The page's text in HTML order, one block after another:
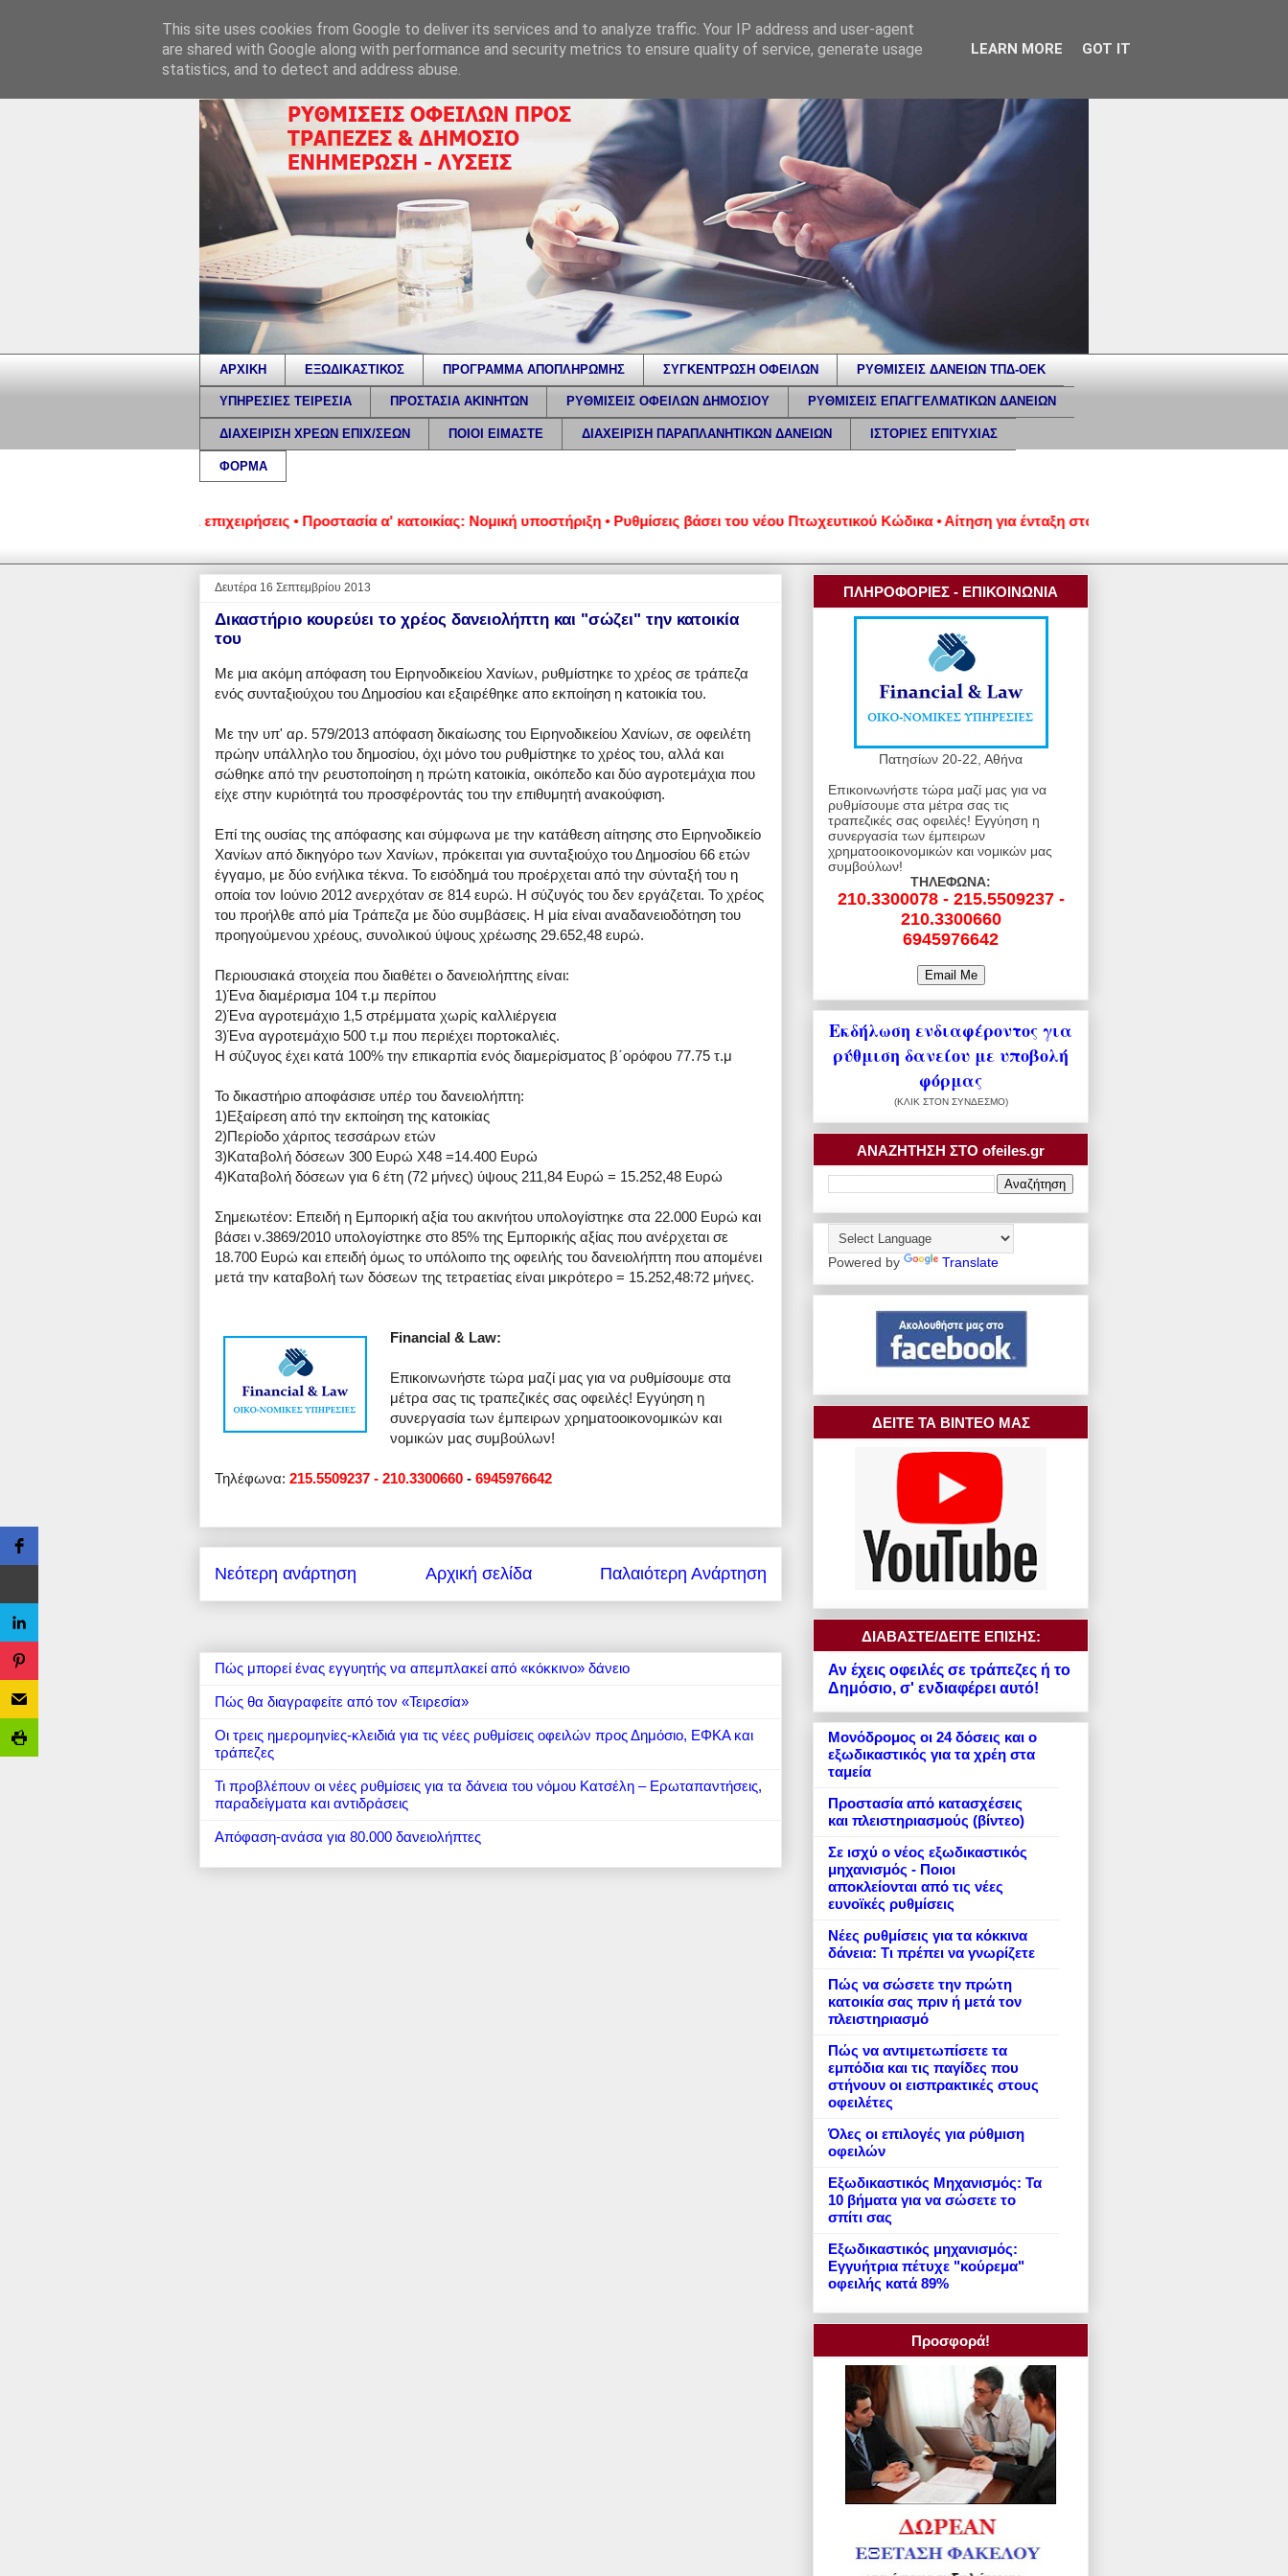
ΑΡΧΙΚΗ ΕΞΩΔΙΚΑΣΤΙΚΟΣ ΠΡΟΓΡΑΜΜΑ ΑΠΟΠΛΗΡΩΜΗΣ ΣΥΓΚΕΝΤΡΩΣΗ ΟΦΕΙΛΩΝ ΡΥΘΜΙΣΕΙΣ ΔΑΝΕΙΩΝ ΤΠΔ-ΟΕΚ
ΥΠΗΡΕΣΙΕΣ ΤΕΙΡΕΣΙΑ ΠΡΟΣΤΑΣΙΑ ΑΚΙΝΗΤΩΝ ΡΥΘΜΙΣΕΙΣ ΟΦΕΙΛΩΝ ΔΗΜΟΣΙΟΥ ΡΥΘΜΙΣΕΙΣ ΕΠΑΓΓΕΛΜΑΤΙΚΩΝ ΔΑΝΕΙΩΝ
ΔΙΑΧΕΙΡΙΣΗ ΧΡΕΩΝ ΕΠΙΧ/ΣΕΩΝ ΠΟΙΟΙ ΕΙΜΑΣΤΕ ΔΙΑΧΕΙΡΙΣΗ ΠΑΡΑΠΛΑΝΗΤΙΚΩΝ ΔΑΝΕΙΩΝ ΙΣΤΟΡΙΕΣ ΕΠΙΤΥΧΙΑΣ
ΦΟΡΜΑ
νοικοκυριά και επιχειρήσεις • Προστασία α' κατοικίας: Νομική υποστήριξη • Ρυθμίσεις βάσει του νέου Πτωχευτικού Κώδικα • Αίτηση για ένταξη στον νέο εξωδικαστικό
Δευτέρα 16 Σεπτεμβρίου 2013
Δικαστήριο κουρεύει το χρέος δανειολήπτη και "σώζει" την κατοικία
του
Με μια ακόμη απόφαση του Ειρηνοδικείου Χανίων, ρυθμίστηκε το χρέος σε τράπεζα
ενός συνταξιούχου του Δημοσίου και εξαιρέθηκε απο εκποίηση η κατοικία του.
Με την υπ' αρ. 579/2013 απόφαση δικαίωσης του Ειρηνοδικείου Χανίων, σε οφειλέτη
πρώην υπάλληλο του δημοσίου, όχι μόνο του ρυθμίστηκε το χρέος του, αλλά και
σώθηκε από την ρευστοποίηση η πρώτη κατοικία, οικόπεδο και δύο αγροτεμάχια που
είχε στην κυριότητά του προσφέροντάς του την επιθυμητή ανακούφιση.
Επί της ουσίας της απόφασης και σύμφωνα με την κατάθεση αίτησης στο Ειρηνοδικείο
Χανίων από δικηγόρο των Χανίων, πρόκειται για συνταξιούχο του Δημοσίου 66 ετών
έγγαμο, με δύο ενήλικα τέκνα. Το εισόδημά του προέρχεται από την σύνταξή του η
οποία τον Ιούνιο 2012 ανερχόταν σε 814 ευρώ. Η σύζυγός του δεν εργάζεται. Το χρέος
του προήλθε από μία Τράπεζα με δύο συμβάσεις. Η μία είναι αναδανειοδότηση του
προηγούμενου χρέους, συνολικού ύψους χρέωσης 29.652,48 ευρώ.
Περιουσιακά στοιχεία που διαθέτει ο δανειολήπτης είναι:
1)Ένα διαμέρισμα 104 τ.μ περίπου
2)Ένα αγροτεμάχιο 1,5 στρέμματα χωρίς καλλιέργεια
3)Ένα αγροτεμάχιο 500 τ.μ που περιέχει πορτοκαλιές.
Η σύζυγος έχει κατά 100% την επικαρπία ενός διαμερίσματος β΄ορόφου 77.75 τ.μ
Το δικαστήριο αποφάσισε υπέρ του δανειολήπτη:
1)Εξαίρεση από την εκποίηση της κατοικίας
2)Περίοδο χάριτος τεσσάρων ετών
3)Καταβολή δόσεων 300 Ευρώ Χ48 =14.400 Ευρώ
4)Καταβολή δόσεων για 6 έτη (72 μήνες) ύψους 211,84 Ευρώ = 15.252,48 Ευρώ
Σημειωτέον: Eπειδή η Εμπορική αξία του ακινήτου υπολογίστηκε στα 22.000 Ευρώ και
βάσει ν.3869/2010 υπολογίστηκε στο 85% της Εμπορικής αξίας που ανέρχεται σε
18.700 Ευρώ και επειδή όμως το υπόλοιπο της οφειλής του δανειολήπτη που απομένει
μετά την καταβολή των δόσεων της τετραετίας είναι μικρότερο = 15.252,48:72 μήνες.
Financial & Law:
Επικοινωνήστε τώρα μαζί μας για να ρυθμίσουμε στα
μέτρα σας τις τραπεζικές σας οφειλές! Εγγύηση η
συνεργασία των έμπειρων χρηματοοικονομικών και
νομικών μας συμβούλων!
Τηλέφωνα: 215.5509237 - 210.3300660 - 6945976642
Νεότερη ανάρτηση Παλαιότερη Ανάρτηση
Αρχική σελίδα
Πώς μπορεί ένας εγγυητής να απεμπλακεί από «κόκκινο» δάνειο
Πώς θα διαγραφείτε από τον «Τειρεσία»
Οι τρεις ημερομηνίες-κλειδιά για τις νέες ρυθμίσεις οφειλών προς Δημόσιο, ΕΦΚΑ και
τράπεζες
Τι προβλέπουν οι νέες ρυθμίσεις για τα δάνεια του νόμου Κατσέλη – Ερωταπαντήσεις,
παραδείγματα και αντιδράσεις
Απόφαση-ανάσα για 80.000 δανειολήπτες
ΠΛΗΡΟΦΟΡΙΕΣ - ΕΠΙΚΟΙΝΩΝΙΑ
Πατησίων 20-22, Αθήνα
Επικοινωνήστε τώρα μαζί μας για να
ρυθμίσουμε στα μέτρα σας τις
τραπεζικές σας οφειλές! Εγγύηση η
συνεργασία των έμπειρων
χρηματοοικονομικών και νομικών μας
συμβούλων!
ΤΗΛΕΦΩΝΑ:
210.3300078 - 215.5509237 -
210.3300660
6945976642
Εκδήλωση ενδιαφέροντος για
ρύθμιση δανείου με υποβολή
φόρμας
(ΚΛΙΚ ΣΤΟΝ ΣΥΝΔΕΣΜΟ)
ΑΝΑΖΗΤΗΣΗ ΣΤΟ ofeiles.gr
Powered by Translate
ΔΕΙΤΕ ΤΑ ΒΙΝΤΕΟ ΜΑΣ
ΔΙΑΒΑΣΤΕ/ΔΕΙΤΕ ΕΠΙΣΗΣ:
Αν έχεις οφειλές σε τράπεζες ή το
Δημόσιο, σ' ενδιαφέρει αυτό!
Μονόδρομος οι 24 δόσεις και ο
εξωδικαστικός για τα χρέη στα
ταμεία
Προστασία από κατασχέσεις
και πλειστηριασμούς (βίντεο)
Σε ισχύ ο νέος εξωδικαστικός
μηχανισμός - Ποιοι
αποκλείονται από τις νέες
ευνοϊκές ρυθμίσεις
Νέες ρυθμίσεις για τα κόκκινα
δάνεια: Τι πρέπει να γνωρίζετε
Πώς να σώσετε την πρώτη
κατοικία σας πριν ή μετά τον
πλειστηριασμό
Πώς να αντιμετωπίσετε τα
εμπόδια και τις παγίδες που
στήνουν οι εισπρακτικές στους
οφειλέτες
Όλες οι επιλογές για ρύθμιση
οφειλών
Εξωδικαστικός Μηχανισμός: Τα
10 βήματα για να σώσετε το
σπίτι σας
Εξωδικαστικός μηχανισμός:
Εγγυήτρια πέτυχε "κούρεμα"
οφειλής κατά 89%
Προσφορά!
This site uses cookies from Google to deliver its services and to analyze traffic. Your IP address and user-agent
are shared with Google along with performance and security metrics to ensure quality of service, generate usage
statistics, and to detect and address abuse.
LEARN MORE GOT IT